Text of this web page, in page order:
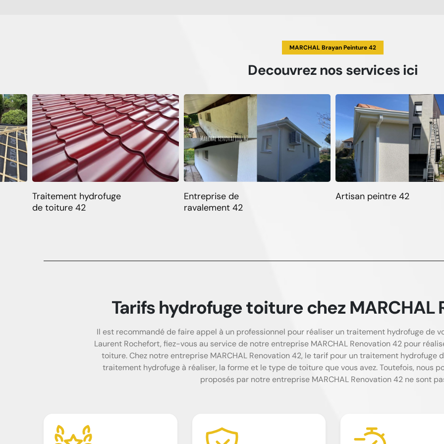
MARCHAL Brayan Peinture 42
Decouvreznos servicesici
Traitement hydrofuge
de toiture 42
Entreprise de
ravalement 42
Artisan peintre 42
Tarifs hydrofuge toiture chez MARCHAL
Il est recommandé de faire appel à un professionnel pour réaliser un traitement hydrofuge de
Laurent Rochefort, fiez-vous au service de notre entreprise MARCHAL Renovation 42 pour
toiture. Chez notre entreprise MARCHAL Renovation 42, le tarif pour un traitement hydrofuge
traitement hydrofuge à réaliser, la forme et le type de toiture que vous avez. Toutefois, nous
proposés par notre entreprise MARCHAL Renovation 42 ne sont